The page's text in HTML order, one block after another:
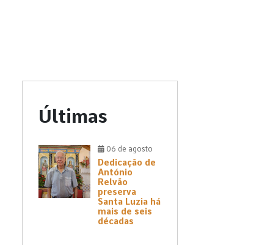
Últimas
06 de agosto
Dedicação de
António
Relvão
preserva
Santa Luzia há
mais de seis
décadas